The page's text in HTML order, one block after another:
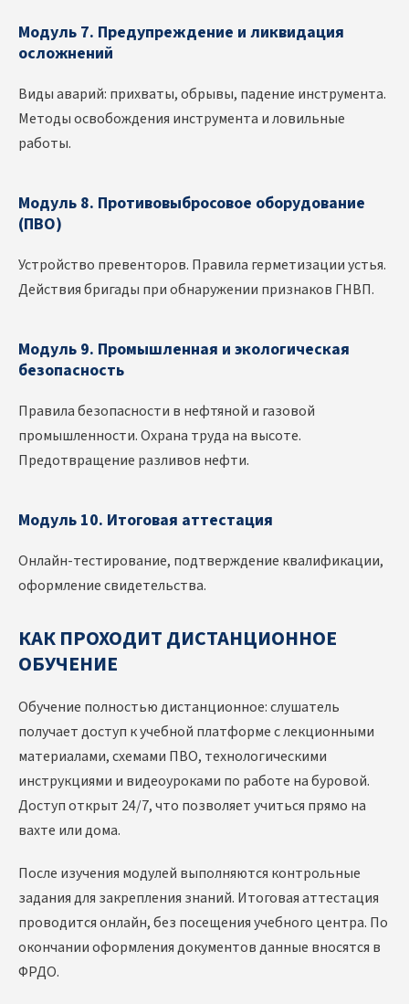
Модуль 7. Предупреждение и ликвидация
осложнений
Виды аварий: прихваты, обрывы, падение инструмента.
Методы освобождения инструмента и ловильные
работы.
Модуль 8. Противовыбросовое оборудование
(ПВО)
Устройство превенторов. Правила герметизации устья.
Действия бригады при обнаружении признаков ГНВП.
Модуль 9. Промышленная и экологическая
безопасность
Правила безопасности в нефтяной и газовой
промышленности. Охрана труда на высоте.
Предотвращение разливов нефти.
Модуль 10. Итоговая аттестация
Онлайн-тестирование, подтверждение квалификации,
оформление свидетельства.
КАК ПРОХОДИТ ДИСТАНЦИОННОЕ
ОБУЧЕНИЕ
Обучение полностью дистанционное: слушатель
получает доступ к учебной платформе с лекционными
материалами, схемами ПВО, технологическими
инструкциями и видеоуроками по работе на буровой.
Доступ открыт 24/7, что позволяет учиться прямо на
вахте или дома.
После изучения модулей выполняются контрольные
задания для закрепления знаний. Итоговая аттестация
проводится онлайн, без посещения учебного центра. По
окончании оформления документов данные вносятся в
ФРДО.